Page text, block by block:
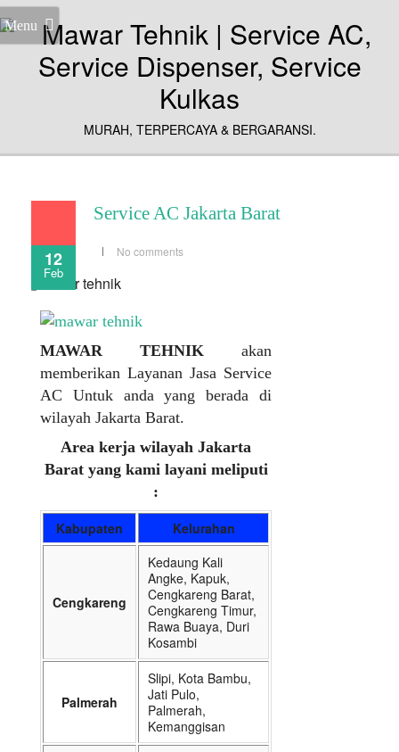
Menu
MURAH, TERPERCAYA & BERGARANSI.
12
Feb
Service AC Jakarta Barat
No comments
MAWAR TEHNIK akan
memberikan Layanan Jasa Service
AC Untuk anda yang berada di
wilayah Jakarta Barat.
Area kerja wilayah Jakarta
Barat yang kami layani meliputi
:
Kabupaten Kelurahan
Cengkareng
Kedaung Kali
Angke, Kapuk,
Cengkareng Barat,
Cengkareng Timur,
Rawa Buaya, Duri
Kosambi
Palmerah
Slipi, Kota Bambu,
Jati Pulo,
Palmerah,
Kemanggisan